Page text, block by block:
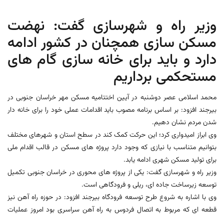
وزیر راه و شهرسازی گفت: نهضت
مسکن سازی همچنان در کشور ادامه
دارد و باید برای خانه سازی گام های
مستحکمی برداریم
محمد اسلامی عصر دوشنبه در آیین اختتامیه مسکن مهر خراسان جنوبی در
بیرجند افزود: بر اساس برنامه مصوب باید اقدامات عملی خود را برای خانه دار
شدن مردم نشان دهیم.
وی ابراز امیدواری کرد؛ این حرکت کمک کند در سطح استان و شهرهای مختلف
بتوانیم متناسب با نیازی که وجود دارد پروژه های مسکن در قالب اقدام ملی
برای تولید مسکن شهری ادامه یابد.
وزیر راه و شهرسازی گفت: یکی از پروژه های محوری در خراسان جنوبی تکمیل
توسعه زیرساخت جاده ای، ریلی و فرودگاهی است.
وی با اشاره به شروع طرح توسعه فرودگاه بیرجند افزود: در حوزه راه آهن نیز
قطعه ای که مربوط به اتصال فردوس به راه آهن سراسری بود امروز عملیات